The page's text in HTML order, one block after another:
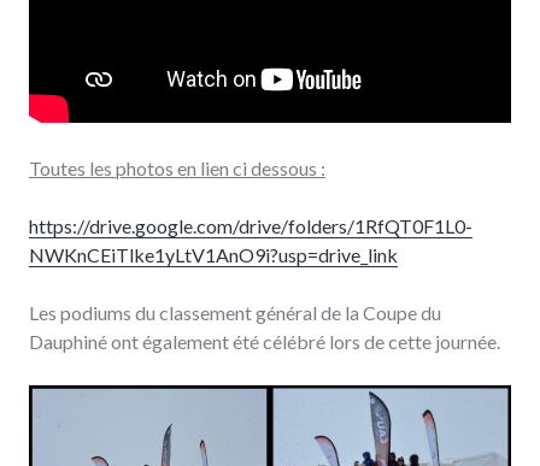
Toutes les photos en lien ci dessous :
https://drive.google.com/drive/folders/1RfQT0F1L0-
NWKnCEiTlke1yLtV1AnO9i?usp=drive_link
Les podiums du classement général de la Coupe du
Dauphiné ont également été célébré lors de cette journée.